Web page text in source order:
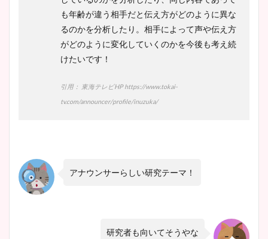
も年齢が違う相手だと伝え方がどのように異な
るのかを分析したり。相手によって声や伝え方
がどのように変化していくのかを今後も考え続
けたいです！
引用： 東海テレビHP https://www.tokai-
tv.com/announcer/profile/inuzuka/
アナウンサーらしい研究テーマ！
研究者も向いてそうやな